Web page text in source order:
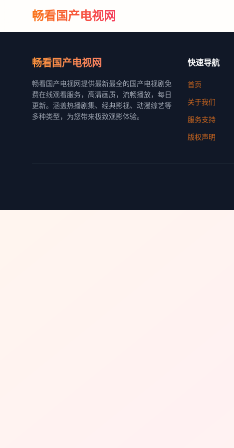
畅看国产电视网
畅看国产电视网
畅看国产电视网提供最新最全的国产电视剧免
费在线观看服务，高清画质，流畅播放，每日
更新。涵盖热播剧集、经典影视、动漫综艺等
多种类型，为您带来极致观影体验。
快速导航
首页
关于我们
服务支持
版权声明